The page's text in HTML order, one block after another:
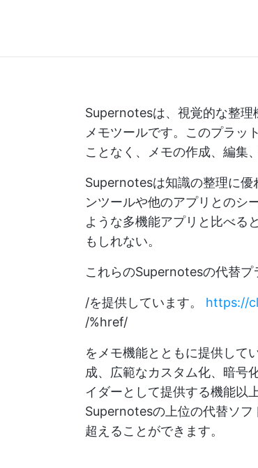
Supernotesは、視覚的な整理
メモツールです。このプラッ
ことなく、メモの作成、編集
Supernotesは知識の整理に優
ンツールや他のアプリとの
ような多機能アプリと比べる
もしれない。
これらのSupernotesの代替プ
/を提供しています。 https://
/%href/
をメモ機能とともに提供して
成、広範なカスタム化、暗号
イダーとして提供する機能以
Supernotesの上位の代替ソ
超えることができます。